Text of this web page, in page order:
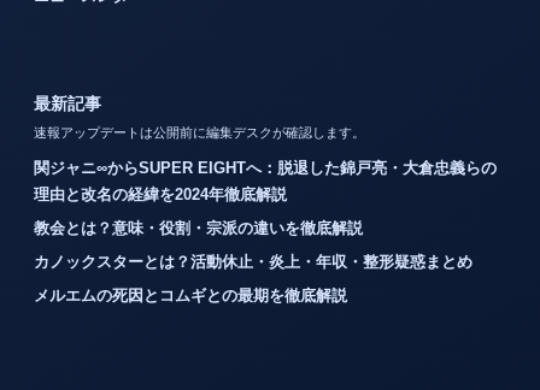
最新記事
速報アップデートは公開前に編集デスクが確認します。
関ジャニ∞からSUPER EIGHTへ：脱退した錦戸亮・大倉忠義らの
理由と改名の経緯を2024年徹底解説
教会とは？意味・役割・宗派の違いを徹底解説
カノックスターとは？活動休止・炎上・年収・整形疑惑まとめ
メルエムの死因とコムギとの最期を徹底解説